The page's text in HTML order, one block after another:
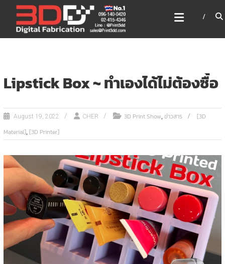
content
3DD DIGITAL FABRICATION
เครื่องพิมพ์3มิติ สแกนเนอร์
เลเซอร์
Lipstick Box ~ ทำเองได้ไม่ต้องซื้อ
August 19, 2022 CHER 3D Print Show,ข่าวสาร
[3D
Material],[3D Printer]